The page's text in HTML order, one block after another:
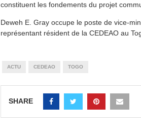
constituent les fondements du projet
Deweh E. Gray occupe le poste de vice-
représentant résident de la CEDEAO au
ACTU CEDEAO TOGO
SHARE